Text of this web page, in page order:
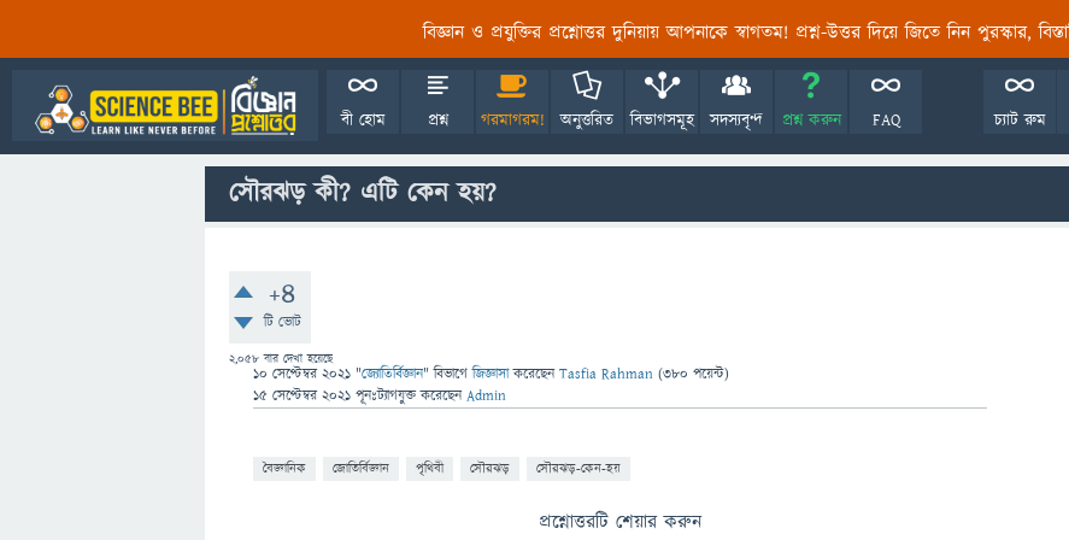
বিজ্ঞান ও প্রযুক্তির প্রশ্নোত্তর দুনিয়ায় আপনাকে স্বাগতম! প্রশ্ন-উত্তর দিয়ে জিতে নিন পুরস্কার,
বী হোম প্রশ্ন গরমাগরম! অনুত্তরিত বিভাগসমূহ সদস্যবৃন্দ প্রশ্ন করুন FAQ চ্যাট রুম
সৌরঝড় কী? এটি কেন হয়?
+4
টি ভোট
2,058 বার দেখা হয়েছে
10 সেপ্টেম্বর 2021 "জ্যোতির্বিজ্ঞান" বিভাগে জিজ্ঞাসাকরেছেনTasfia Rahman (380 পয়েন্ট)
15 সেপ্টেম্বর 2021 পূনঃট্যাগযুক্ত করেছেনAdmin
বৈজ্ঞানিক জোতির্বিজ্ঞান পৃথিবী সৌরঝড় সৌরঝড়-কেন-হয়
প্রশ্নোত্তরটি শেয়ার করুন